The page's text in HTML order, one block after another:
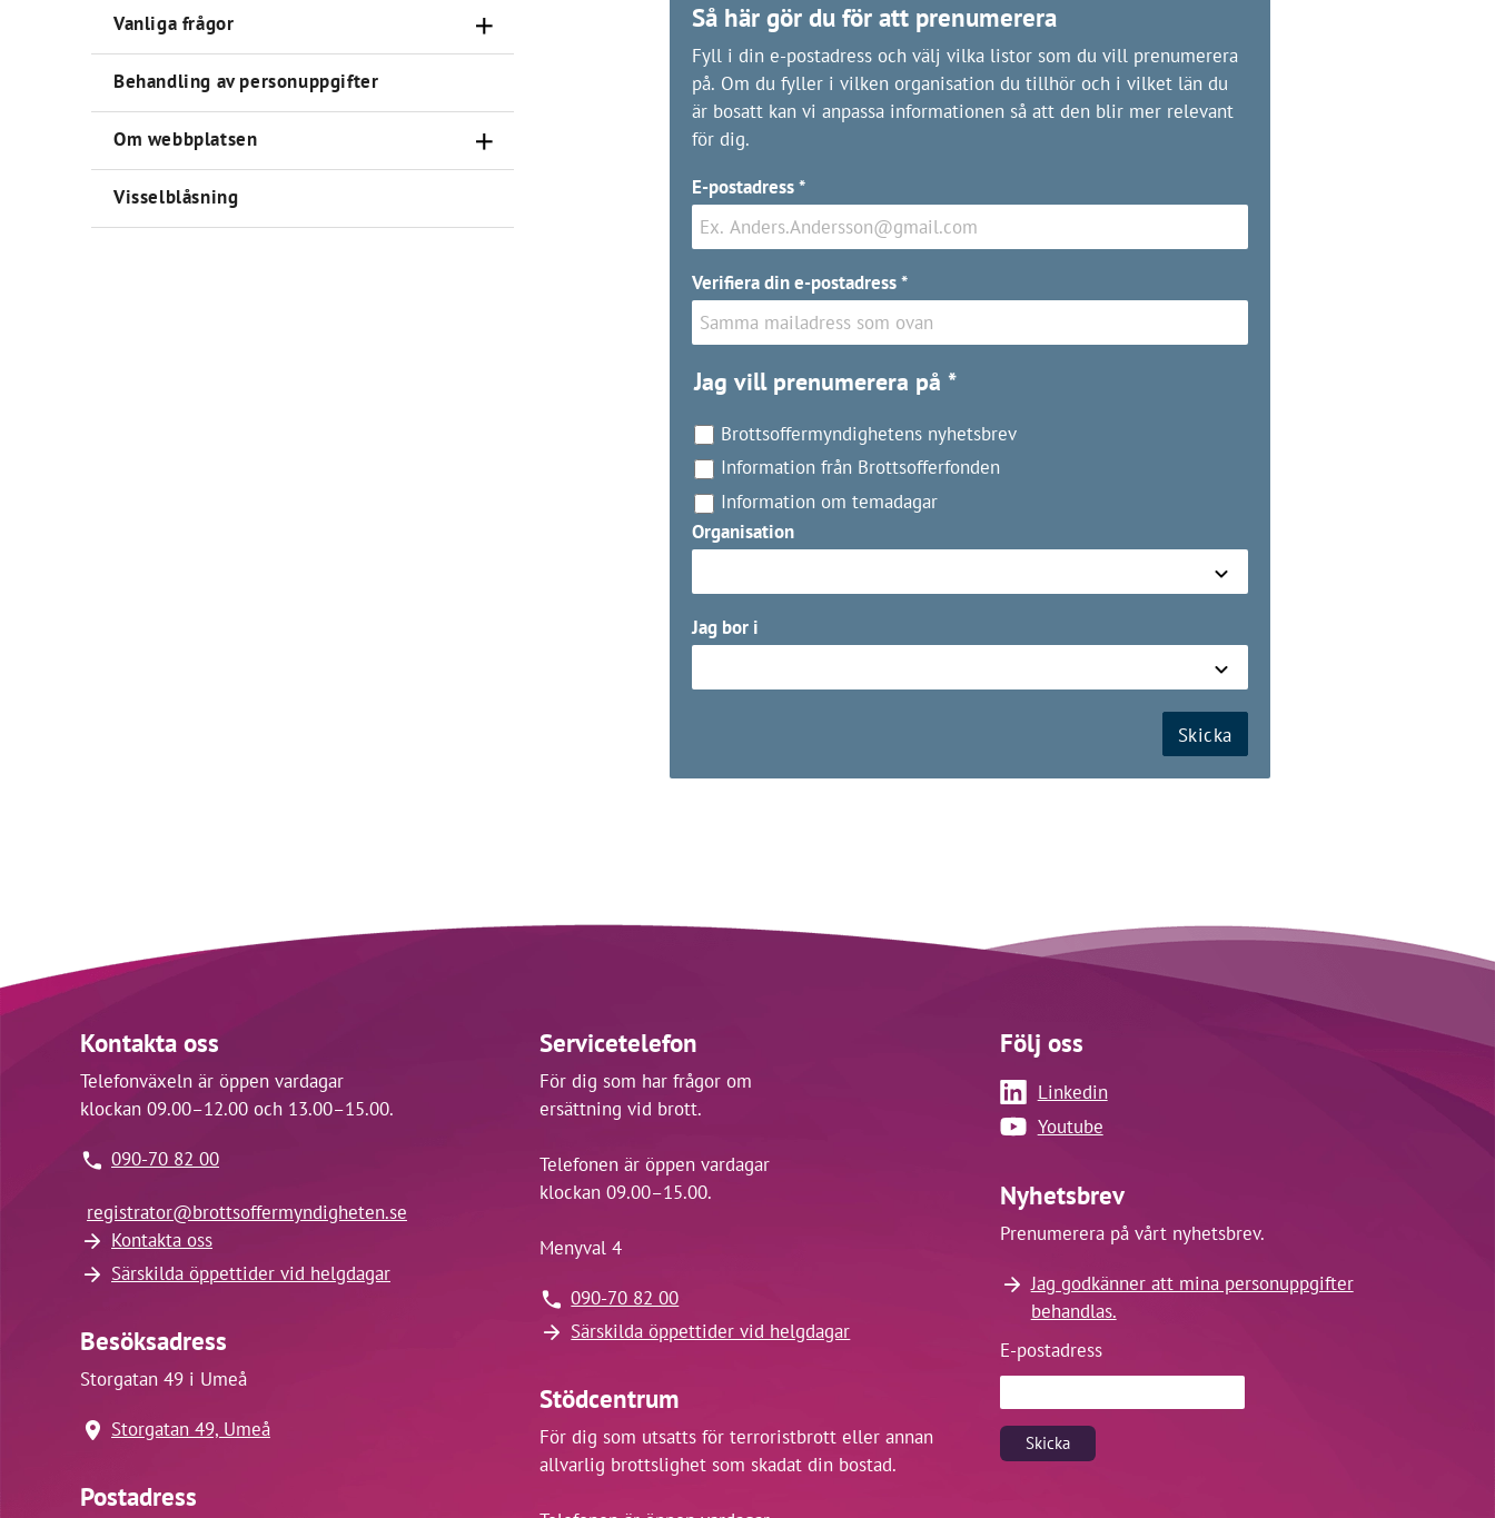
Vanliga frågor
Behandling av personuppgifter
Om webbplatsen
Visselblåsning
Så här gör du för att prenumerera
Fyll i din e-postadress och välj vilka listor som du vill prenumerera
på. Om du fyller i vilken organisation du tillhör och i vilket län du
är bosatt kan vi anpassa informationen så att den blir mer relevant
för dig.
E-postadress*
Verifiera din e-postadress*
Jag vill prenumerera på *
Brottsoffermyndighetens nyhetsbrev
Information från Brottsofferfonden
Information om temadagar
Organisation
Jag bor i
Kontakta oss
Telefonväxeln är öppen vardagar
klockan 09.00–12.00 och 13.00–15.00.
090-70 82 00
registrator@brottsoffermyndigheten.se
Kontakta oss
Särskilda öppettider vid helgdagar
Besöksadress
Storgatan 49 i Umeå
Storgatan 49, Umeå
Postadress
Servicetelefon
För dig som har frågor om
ersättning vid brott.
Telefonen är öppen vardagar
klockan 09.00–15.00.
Menyval 4
090-70 82 00
Särskilda öppettider vid helgdagar
Stödcentrum
För dig som utsatts för terroristbrott eller annan
allvarlig brottslighet som skadat din bostad.
Följ oss
Linkedin
Youtube
Nyhetsbrev
Prenumerera på vårt nyhetsbrev.
Jag godkänner att mina personuppgifter
behandlas.
E-postadress
Skicka